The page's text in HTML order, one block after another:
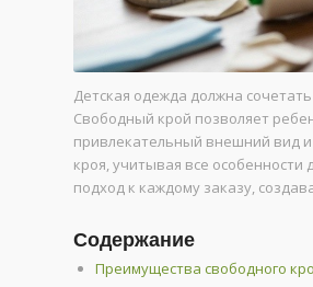
Детская одежда должна
Свободный крой позволяет
привлекательный внешний вид
кроя, учитывая все
подход к каждому заказу,
Содержание
Преимущества свободного